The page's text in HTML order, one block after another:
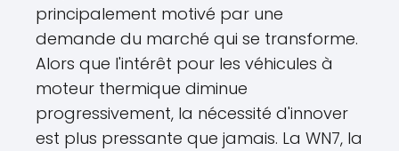
principalement motivé par une
demande du marché qui se transforme.
Alors que l'intérêt pour les véhicules à
moteur thermique diminue
progressivement, la nécessité d'innover
est plus pressante que jamais. La WN7, la